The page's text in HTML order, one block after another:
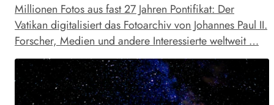
Millionen Fotos aus fast 27 Jahren Pontifikat: Der
Vatikan digitalisiert das Fotoarchiv von Johannes Paul II.
Forscher, Medien und andere Interessierte weltweit …